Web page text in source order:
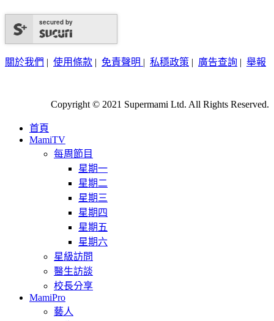
secured by
關於我們 | 使用條款 | 免責聲明 | 私穩政策 | 廣告查詢 | 舉報
Copyright © 2021 Supermami Ltd. All Rights Reserved.
首頁
MamiTV
每周節目
星期一
星期二
星期三
星期四
星期五
星期六
星級訪問
醫生訪談
校長分享
MamiPro
藝人